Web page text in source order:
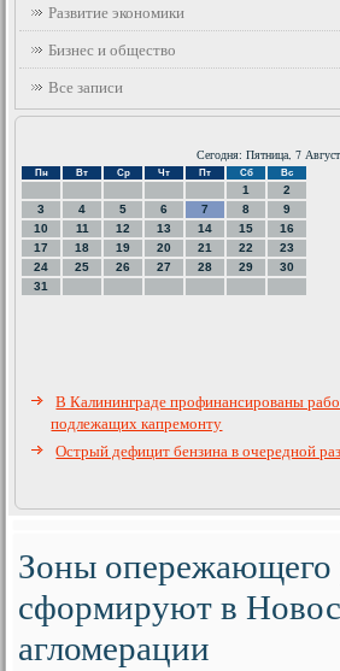
Развитие экономики
Бизнес и общество
Все записи
Сегодня: Пятница, 7
Пн Вт Ср Чт Пт Сб Вс
1
2
3
4 5 6 7 8
9
10
11 12 13 14 15
16
17
18 19 20 21 22
23
24
25 26 27 28 29
30
31
В Калининграде профинансированы
подлежащих капремонту
Острый дефицит бензина в очередной
Зоны опережающего
сформируют в
агломерации